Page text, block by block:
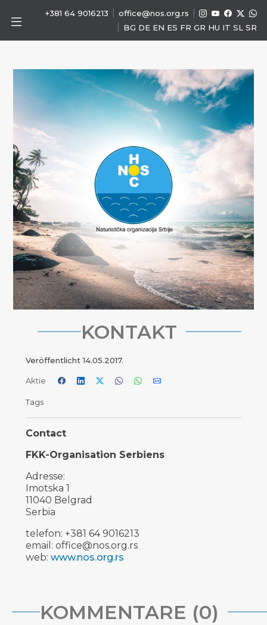
+381 64 9016213 office@nos.org.rs
BG DE EN ES FR GR HU IT SL SR
KONTAKT
Veröffentlicht14.05.2017.
Aktie
Tags
Contact
FKK-Organisation Serbiens
Adresse:
Imotska 1
11040 Belgrad
Serbia
telefon: +381 64 9016213
email: office@nos.org.rs
web: www.nos.org.rs
KOMMENTARE (0)